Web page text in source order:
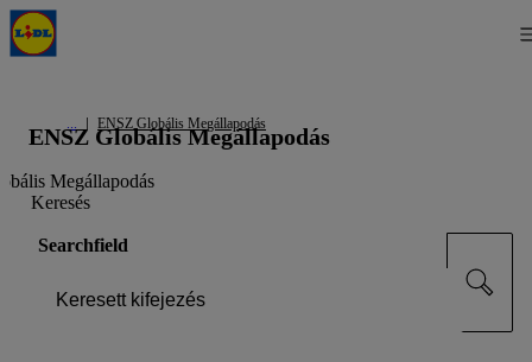
ENSZ Globális Megállapodás
ENSZ Globális Megállapodás
Keresés
Searchfield